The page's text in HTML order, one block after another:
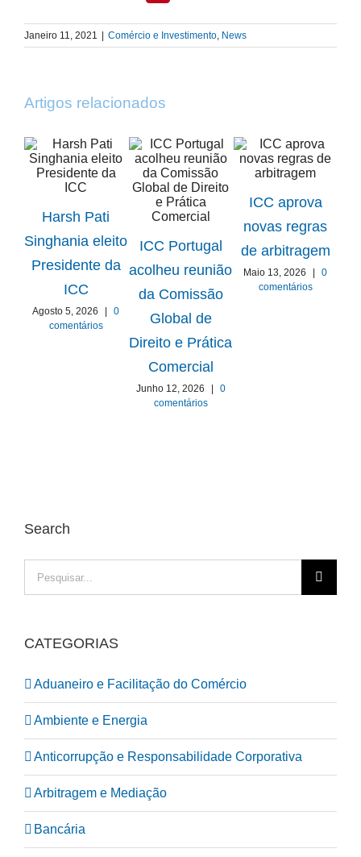
Janeiro 11, 2021 | Comércio e Investimento, News
Artigos relacionados
Harsh Pati
Singhania eleito
Presidente da
ICC
Agosto 5, 2026 |
0
comentários
ICC Portugal
acolheu reunião
da Comissão
Global de
Direito e Prática
Comercial
Junho 12, 2026 |
0
comentários
ICC aprova
novas regras
de arbitragem
Maio 13, 2026 |
0
comentários
Search
CATEGORIAS
Aduaneiro e Facilitação do Comércio
Ambiente e Energia
Anticorrupção e Responsabilidade Corporativa
Arbitragem e Mediação
Bancária